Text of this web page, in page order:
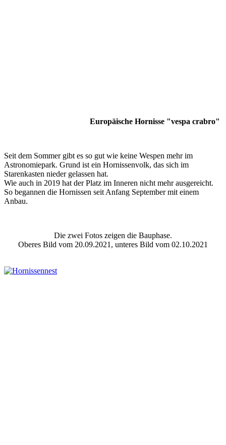
Europäische Hornisse "vespa crabro"
Seit dem Sommer gibt es so gut wie keine Wespen mehr im
Astronomiepark. Grund ist ein Hornissenvolk, das sich im
Starenkasten nieder gelassen hat.
Wie auch in 2019 hat der Platz im Inneren nicht mehr ausgereicht.
So begannen die Hornissen seit Anfang September mit einem
Anbau.
Die zwei Fotos zeigen die Bauphase.
Oberes Bild vom 20.09.2021, unteres Bild vom 02.10.2021